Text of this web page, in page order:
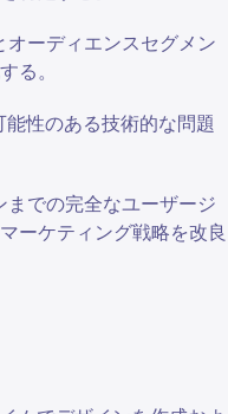
ーディエンスセグメン
る。
性のある技術的な問題
での完全なユーザージ
ーケティング戦略を改良